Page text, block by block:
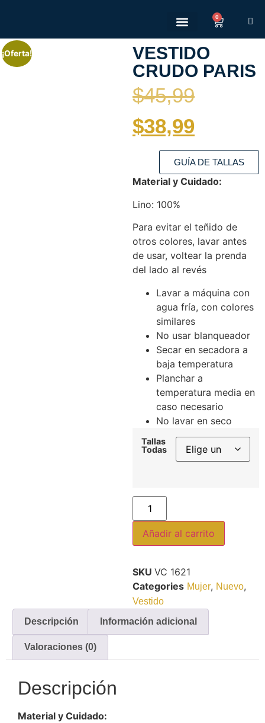
0
¡Oferta!
VESTIDO
CRUDO PARIS
$45,99
$38,99
GUÍA DE TALLAS
Material y Cuidado:
Lino: 100%
Para evitar el teñido de
otros colores, lavar antes
de usar, voltear la prenda
del lado al revés
Lavar a máquina con
agua fría, con colores
similares
No usar blanqueador
Secar en secadora a
baja temperatura
Planchar a
temperatura media en
caso necesario
No lavar en seco
Tallas
Todas
Añadir al carrito
SKU VC 1621
Categories Mujer, Nuevo,
Vestido
Descripción
Información adicional
Valoraciones (0)
Descripción
Material y Cuidado: